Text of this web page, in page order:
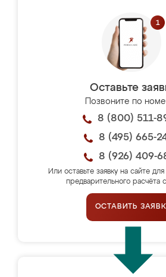
Оставьте
Позвоните по
8 (800) 511-
8 (495) 665-
8 (926) 409-
Или оставьте заявку на сайте для
предварительного расчёта
ОСТАВИТЬ